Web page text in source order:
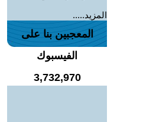
المزيد.....
المعجبين بنا على
الفيسبوك
3,732,970